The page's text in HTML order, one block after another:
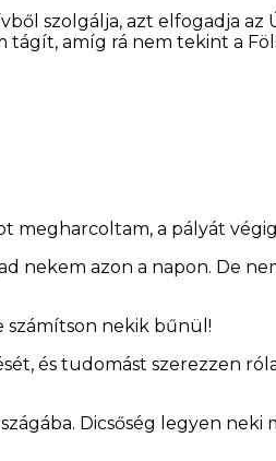
szolgálja, azt elfogadja az
amíg rá nem tekint a
megharcoltam, a pályát
nekem azon a napon. De
számítson nekik bűnül!
és tudomást szerezzen
Dicsőség legyen neki